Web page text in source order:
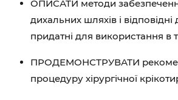
ОПИСАТИ методи
дихальних шляхів і
придатні для використання в
ПРОДЕМОНСТРУВАТИ
процедуру хірургічної